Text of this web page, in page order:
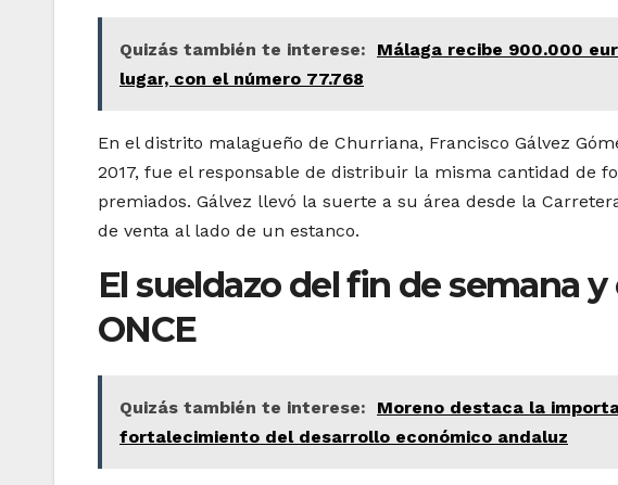
Quizás también te interese:
Málaga recibe 900.000
lugar, con el número 77.768
En el distrito malagueño de Churriana, Francisco Gálvez
2017, fue el responsable de distribuir la misma cantidad de
premiados. Gálvez llevó la suerte a su área desde la
de venta al lado de un estanco.
El sueldazo del fin de semana
ONCE
Quizás también te interese:
Moreno destaca la
fortalecimiento del desarrollo económico andaluz